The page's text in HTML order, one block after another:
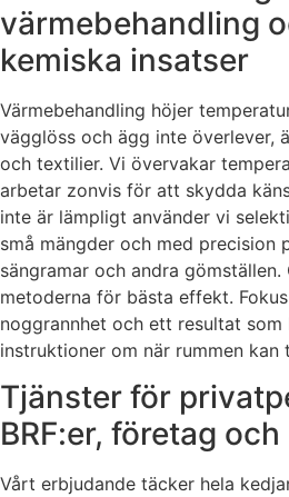
värmebehandling
kemiska insatser
Värmebehandling höjer
vägglöss och ägg inte överlever,
och textilier. Vi övervakar
arbetar zonvis för att skydda
inte är lämpligt använder vi
små mängder och med precision
sängramar och andra
metoderna för bästa effekt.
noggrannhet och ett resultat som
instruktioner om när rummen kan
Tjänster för
BRF:er, företag
Vårt erbjudande täcker hela